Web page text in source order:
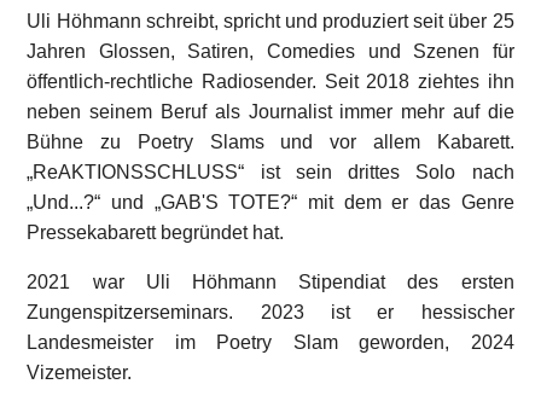
Uli Höhmann schreibt, spricht und produziert seit über 25
Jahren Glossen, Satiren, Comedies und Szenen für
öffentlich-rechtliche Radiosender. Seit 2018 ziehtes ihn
neben seinem Beruf als Journalist immer mehr auf die
Bühne zu Poetry Slams und vor allem Kabarett.
„ReAKTIONSSCHLUSS“ ist sein drittes Solo nach
„Und...?“ und „GAB'S TOTE?“ mit dem er das Genre
Pressekabarett begründet hat.
2021 war Uli Höhmann Stipendiat des ersten
Zungenspitzerseminars. 2023 ist er hessischer
Landesmeister im Poetry Slam geworden, 2024
Vizemeister.